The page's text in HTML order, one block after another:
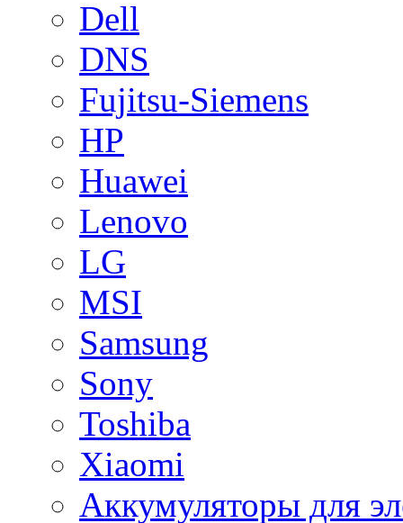
Dell
DNS
Fujitsu-Siemens
HP
Huawei
Lenovo
LG
MSI
Samsung
Sony
Toshiba
Xiaomi
Аккумуляторы для